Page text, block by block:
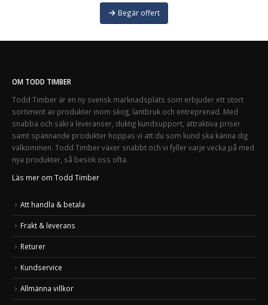
Begär offert
OM TODD TIMBER
Todd Timber är en ny svensk marknadsplats som erbjuder ett stort
sortiment av produkter inom skog, lantbruk och entreprenad. Med
snabba och säkra leveranser, duktig kundsupport, attraktiva priser
samt spännande produkter hoppas vi att du som kund ska känna dig
välkommen. Todd Timber växer snabbt och vi fyller varje vecka på med
nya produkter, så besök oss ofta.
Läs mer om Todd Timber
Att handla & betala
Frakt & leverans
Returer
Kundservice
Allmänna villkor